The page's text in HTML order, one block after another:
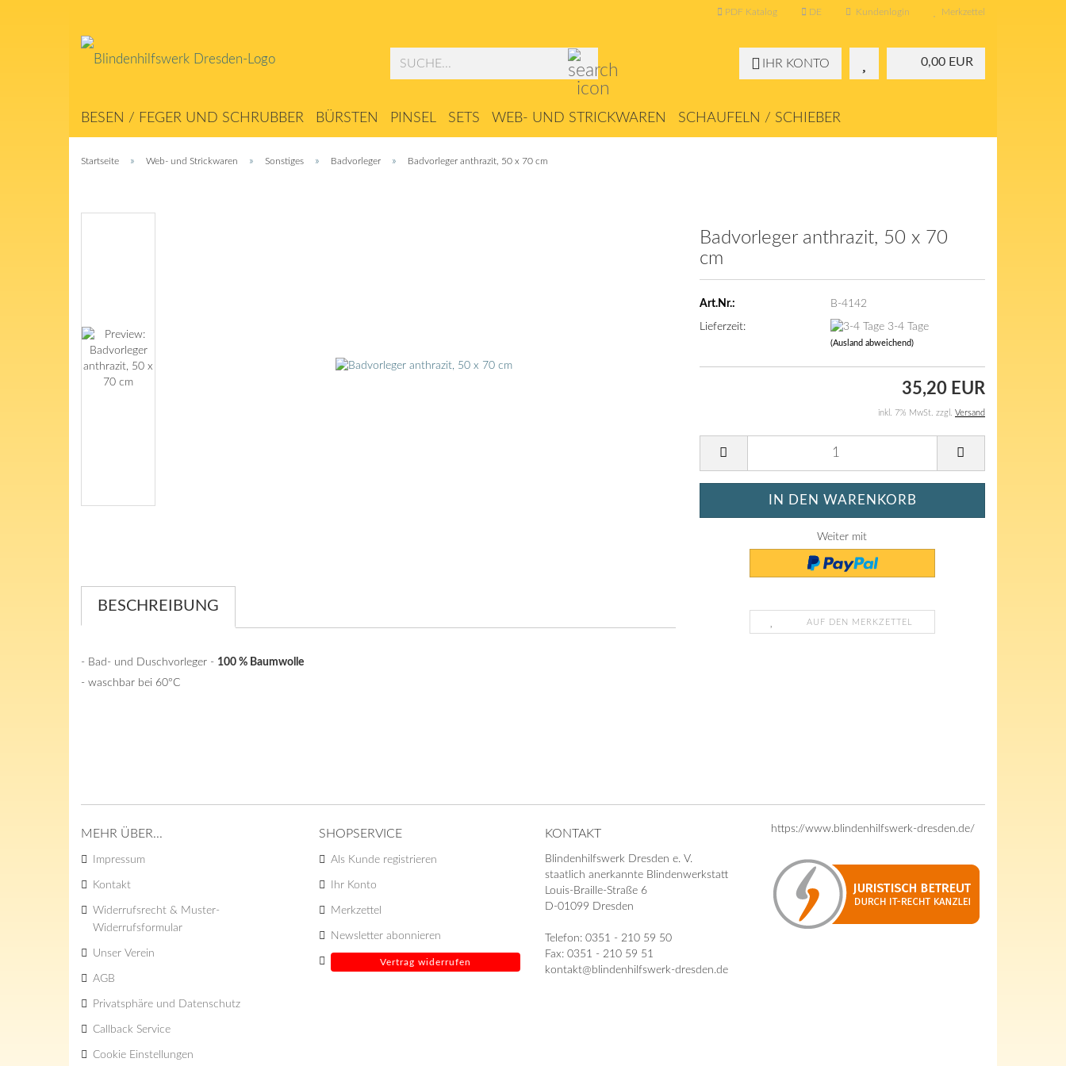
PDF Katalog DE Kundenlogin Merkzettel
0,00 EUR
IHR KONTO
BESEN / FEGER UND SCHRUBBER BÜRSTEN PINSEL SETS WEB- UND STRICKWAREN SCHAUFELN / SCHIEBER
ABSTREICHER / MATTEN SEILERWAREN ZUBEHÖR
Startseite » Web- und Strickwaren » Sonstiges » Badvorleger » Badvorleger anthrazit, 50 x 70 cm
Badvorleger anthrazit, 50 x 70
cm
Art.Nr.: B-4142
Lieferzeit: 3-4 Tage
(Ausland abweichend)
35,20 EUR
inkl. 7% MwSt. zzgl. Versand
Weiter mit
AUF DEN MERKZETTEL
BESCHREIBUNG
- Bad- und Duschvorleger - 100 % Baumwolle
- waschbar bei 60°C
MEHR ÜBER...
Impressum
Kontakt
Widerrufsrecht & Muster-
Widerrufsformular
Unser Verein
AGB
Privatsphäre und Datenschutz
Callback Service
Cookie Einstellungen
SHOPSERVICE
Als Kunde registrieren
Ihr Konto
Merkzettel
Newsletter abonnieren
Vertrag widerrufen
KONTAKT
Blindenhilfswerk Dresden e. V.
staatlich anerkannte Blindenwerkstatt
Louis-Braille-Straße 6
D-01099 Dresden
Telefon: 0351 - 210 59 50
Fax: 0351 - 210 59 51
kontakt@blindenhilfswerk-dresden.de
https://www.blindenhilfswerk-dresden.de/